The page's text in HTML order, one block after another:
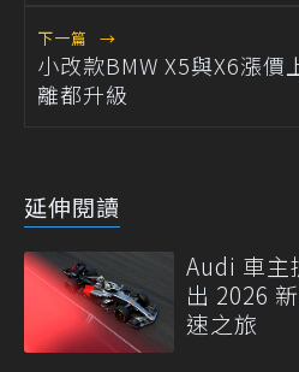
下一篇 →
小改款BMW X5與X6漲價
離都升級
延伸閱讀
Audi 車主
出 2026
速之旅